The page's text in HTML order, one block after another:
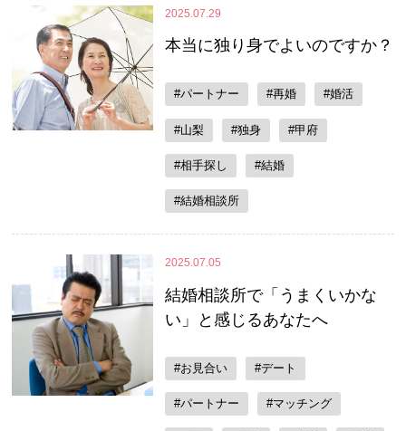
2025.07.29
本当に独り身でよいのですか？
#パートナー #再婚 #婚活
#山梨 #独身 #甲府
#相手探し #結婚
#結婚相談所
2025.07.05
結婚相談所で「うまくいかな
い」と感じるあなたへ
#お見合い #デート
#パートナー #マッチング